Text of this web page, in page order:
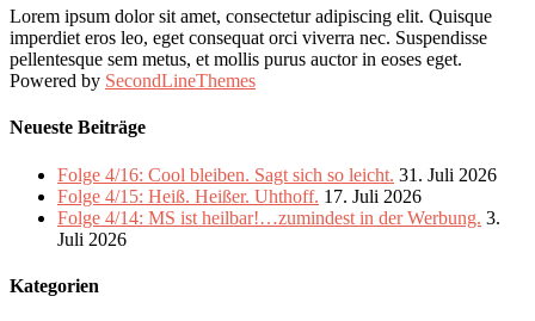
Lorem ipsum dolor sit amet, consectetur adipiscing elit. Quisque
imperdiet eros leo, eget consequat orci viverra nec. Suspendisse
pellentesque sem metus, et mollis purus auctor in eoses eget.
Powered by SecondLineThemes
Neueste Beiträge
Folge 4/16: Cool bleiben. Sagt sich so leicht. 31. Juli 2026
Folge 4/15: Heiß. Heißer. Uhthoff. 17. Juli 2026
Folge 4/14: MS ist heilbar!…zumindest in der Werbung. 3.
Juli 2026
Kategorien